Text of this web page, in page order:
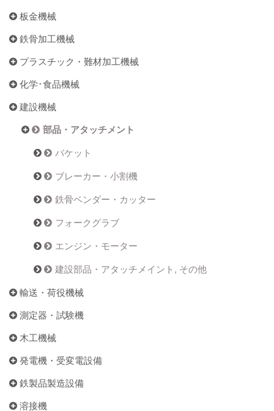
板金機械
鉄骨加工機械
プラスチック・難材加工機械
化学･食品機械
建設機械
部品・アタッチメント
バケット
ブレーカー・小割機
鉄骨ベンダー・カッター
フォークグラブ
エンジン・モーター
建設部品・アタッチメイント, その他
輸送・荷役機械
測定器・試験機
木工機械
発電機・受変電設備
鉄製品製造設備
溶接機